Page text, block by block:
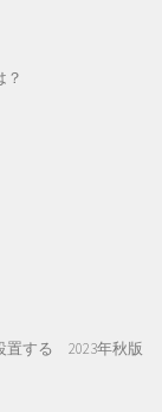
？
置する 2023年秋版